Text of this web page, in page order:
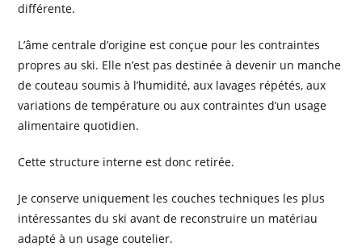
différente.
L’âme centrale d’origine est conçue pour les contraintes
propres au ski. Elle n’est pas destinée à devenir un manche
de couteau soumis à l’humidité, aux lavages répétés, aux
variations de température ou aux contraintes d’un usage
alimentaire quotidien.
Cette structure interne est donc retirée.
Je conserve uniquement les couches techniques les plus
intéressantes du ski avant de reconstruire un matériau
adapté à un usage coutelier.